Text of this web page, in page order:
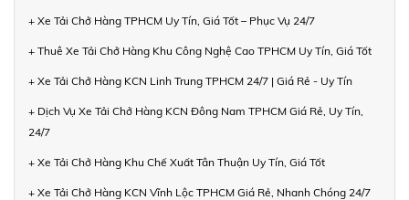
+ Xe Tải Chở Hàng TPHCM Uy Tín, Giá Tốt – Phục Vụ 24/7
+ Thuê Xe Tải Chở Hàng Khu Công Nghệ Cao TPHCM Uy Tín, Giá Tốt
+ Xe Tải Chở Hàng KCN Linh Trung TPHCM 24/7 | Giá Rẻ - Uy Tín
+ Dịch Vụ Xe Tải Chở Hàng KCN Đông Nam TPHCM Giá Rẻ, Uy Tín,
24/7
+ Xe Tải Chở Hàng Khu Chế Xuất Tân Thuận Uy Tín, Giá Tốt
+ Xe Tải Chở Hàng KCN Vĩnh Lộc TPHCM Giá Rẻ, Nhanh Chóng 24/7